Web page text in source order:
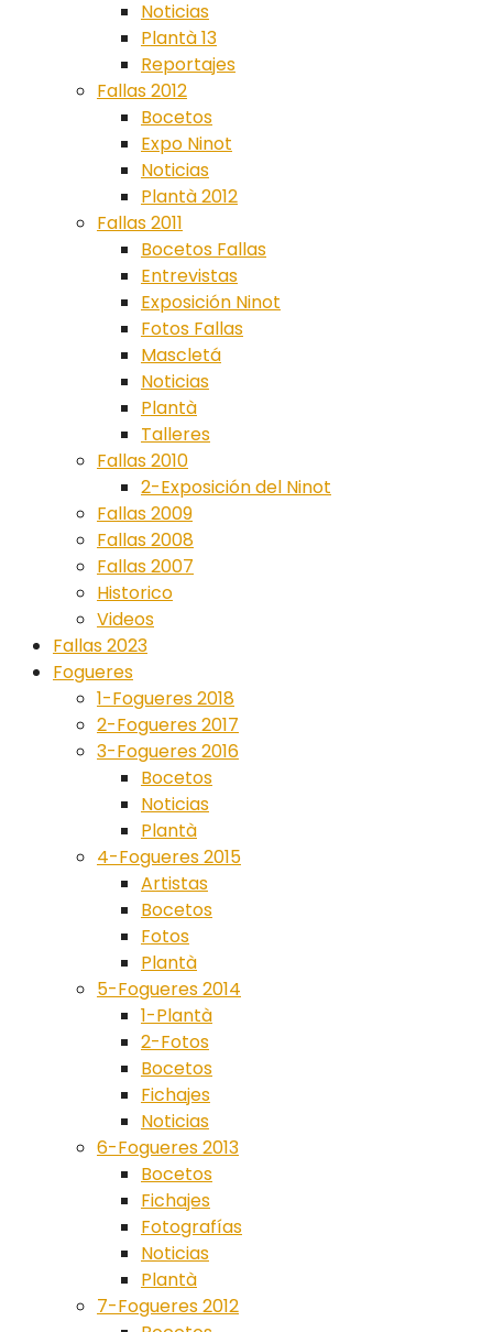
Noticias
Plantà 13
Reportajes
Fallas 2012
Bocetos
Expo Ninot
Noticias
Plantà 2012
Fallas 2011
Bocetos Fallas
Entrevistas
Exposición Ninot
Fotos Fallas
Mascletá
Noticias
Plantà
Talleres
Fallas 2010
2-Exposición del Ninot
Fallas 2009
Fallas 2008
Fallas 2007
Historico
Videos
Fallas 2023
Fogueres
1-Fogueres 2018
2-Fogueres 2017
3-Fogueres 2016
Bocetos
Noticias
Plantà
4-Fogueres 2015
Artistas
Bocetos
Fotos
Plantà
5-Fogueres 2014
1-Plantà
2-Fotos
Bocetos
Fichajes
Noticias
6-Fogueres 2013
Bocetos
Fichajes
Fotografías
Noticias
Plantà
7-Fogueres 2012